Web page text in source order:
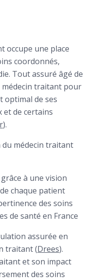
occupe une place
coordonnés,
Tout assuré âgé de
médecin traitant pour
optimal de ses
et de certains
).
du médecin traitant
à une vision
chaque patient
des soins
de santé en France
assurée en
traitant (Drees).
et son impact
des soins